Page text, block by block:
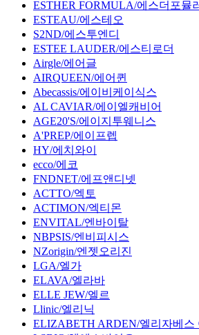
ESTHER FORMULA/에스더포뮬
ESTEAU/에스테오
S2ND/에스투엔디
ESTEE LAUDER/에스티로더
Airgle/에어글
AIRQUEEN/에어퀸
Abecassis/에이비케이식스
AL CAVIAR/에이엘캐비어
AGE20'S/에이지투웨니스
A'PREP/에이프렙
HY/에치와이
ecco/에코
FNDNET/에프앤디넷
ACTTO/엑토
ACTIMON/엑티몬
ENVITAL/엔바이탈
NBPSIS/엔비피시스
NZorigin/엔젯오리진
LGA/엘가
ELAVA/엘라바
ELLE JEW/엘르
Llinic/엘리닉
ELIZABETH ARDEN/엘리자베스